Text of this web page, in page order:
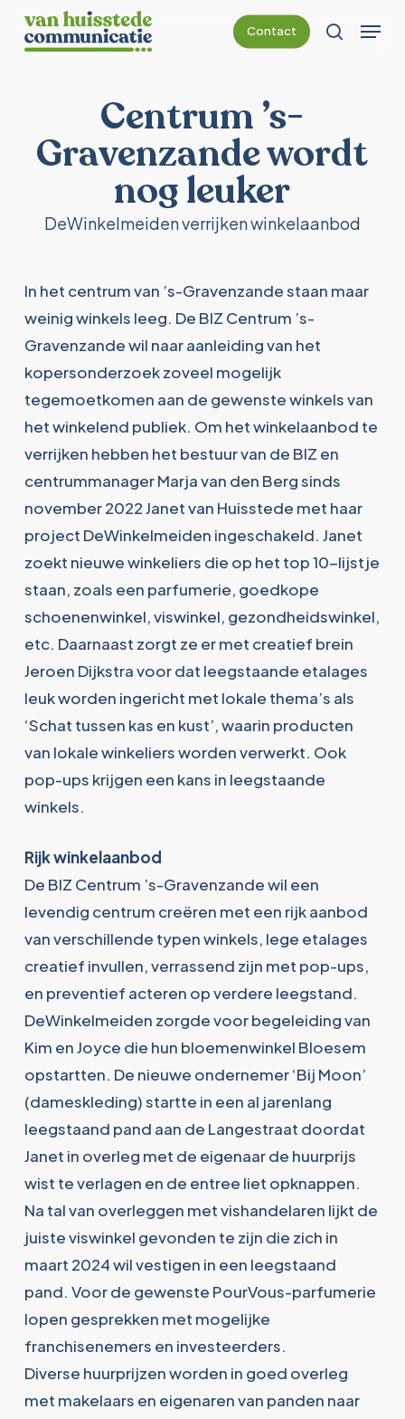
Skip
Contact Zoeken
Menu
Centrum ’s-
Gravenzande wordt
nog leuker
DeWinkelmeiden verrijken winkelaanbod
In het centrum van ’s-Gravenzande staan maar
weinig winkels leeg. De BIZ Centrum ’s-
Gravenzande wil naar aanleiding van het
kopersonderzoek zoveel mogelijk
tegemoetkomen aan de gewenste winkels van
het winkelend publiek. Om het winkelaanbod te
verrijken hebben het bestuur van de BIZ en
centrummanager Marja van den Berg sinds
november 2022 Janet van Huisstede met haar
project DeWinkelmeiden ingeschakeld. Janet
zoekt nieuwe winkeliers die op het top 10-lijstje
staan, zoals een parfumerie, goedkope
schoenenwinkel, viswinkel, gezondheidswinkel,
etc. Daarnaast zorgt ze er met creatief brein
Jeroen Dijkstra voor dat leegstaande etalages
leuk worden ingericht met lokale thema’s als
‘Schat tussen kas en kust’, waarin producten
van lokale winkeliers worden verwerkt. Ook
pop-ups krijgen een kans in leegstaande
winkels.
Rijk winkelaanbod
De BIZ Centrum ’s-Gravenzande wil een
levendig centrum creëren met een rijk aanbod
van verschillende typen winkels, lege etalages
creatief invullen, verrassend zijn met pop-ups,
en preventief acteren op verdere leegstand.
DeWinkelmeiden zorgde voor begeleiding van
Kim en Joyce die hun bloemenwinkel Bloesem
opstartten. De nieuwe ondernemer ‘Bij Moon’
(dameskleding) startte in een al jarenlang
leegstaand pand aan de Langestraat doordat
Janet in overleg met de eigenaar de huurprijs
wist te verlagen en de entree liet opknappen.
Na tal van overleggen met vishandelaren lijkt de
juiste viswinkel gevonden te zijn die zich in
maart 2024 wil vestigen in een leegstaand
pand. Voor de gewenste PourVous-parfumerie
lopen gesprekken met mogelijke
franchisenemers en investeerders.
Diverse huurprijzen worden in goed overleg
met makelaars en eigenaren van panden naar